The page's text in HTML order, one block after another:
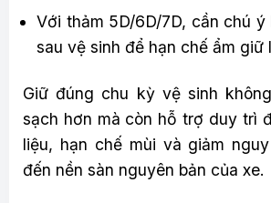
Với thảm 5D/6D/7D, cần chú
sau vệ sinh để hạn chế ẩm
Giữ đúng chu kỳ vệ sinh
sạch hơn mà còn hỗ trợ duy trì
liệu, hạn chế mùi và giảm
đến nền sàn nguyên bản của xe.